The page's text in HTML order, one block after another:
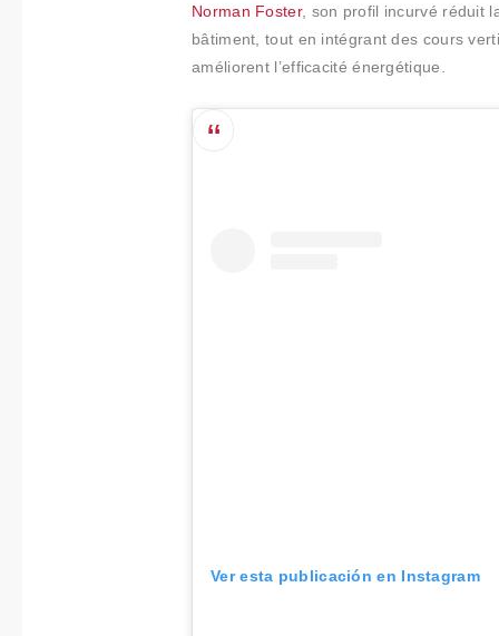
Norman Foster, son profil incurvé réduit
bâtiment, tout en intégrant des cours
améliorent l’efficacité énergétique.
Ver esta publicación en Instagram